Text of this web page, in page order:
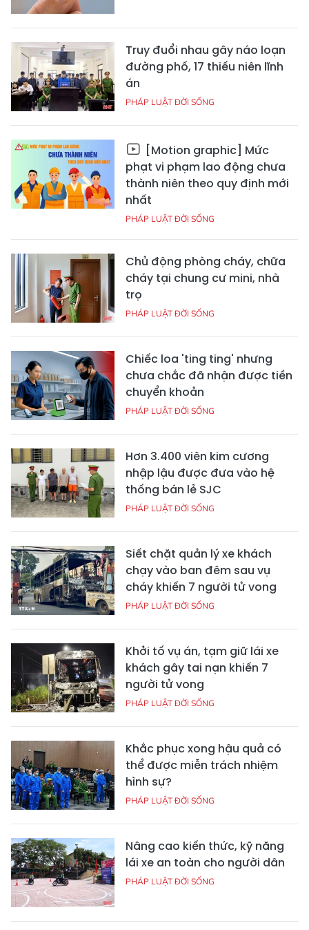
Truy đuổi nhau gây náo loạn
đường phố, 17 thiếu niên lĩnh
án
PHÁP LUẬT ĐỜI SỐNG
[Motion graphic] Mức
phạt vi phạm lao động chưa
thành niên theo quy định mới
nhất
PHÁP LUẬT ĐỜI SỐNG
Chủ động phòng cháy, chữa
cháy tại chung cư mini, nhà
trọ
PHÁP LUẬT ĐỜI SỐNG
Chiếc loa 'ting ting' nhưng
chưa chắc đã nhận được tiền
chuyển khoản
PHÁP LUẬT ĐỜI SỐNG
Hơn 3.400 viên kim cương
nhập lậu được đưa vào hệ
thống bán lẻ SJC
PHÁP LUẬT ĐỜI SỐNG
Siết chặt quản lý xe khách
chạy vào ban đêm sau vụ
cháy khiến 7 người tử vong
PHÁP LUẬT ĐỜI SỐNG
Khởi tố vụ án, tạm giữ lái xe
khách gây tai nạn khiến 7
người tử vong
PHÁP LUẬT ĐỜI SỐNG
Khắc phục xong hậu quả có
thể được miễn trách nhiệm
hình sự?
PHÁP LUẬT ĐỜI SỐNG
Nâng cao kiến thức, kỹ năng
lái xe an toàn cho người dân
PHÁP LUẬT ĐỜI SỐNG